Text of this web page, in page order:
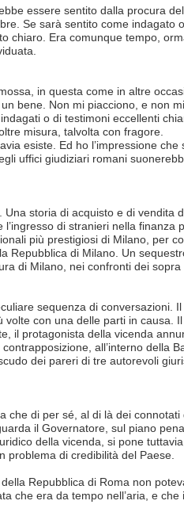
essere sentito dalla procura
Se sarà sentito come indagato
chiaro. Era comunque tempo,
in questa come in altre
bene. Non mi piacciono, e non
o di testimoni eccellenti
misura, talvolta con fragore.
esiste. Ed ho l’impressione che
uffici giudiziari romani
storia di acquisto e di vendita
di stranieri nella finanza
più prestigiosi di Milano, per
Repubblica di Milano. Un
di Milano, nei confronti dei sopra
sequenza di conversazioni.
con una delle parti in causa.
il protagonista della vicenda
all’interno della
dei pareri di tre autorevoli
che di per sé, al di là dei connotati
il Governatore, sul piano
della vicenda, si pone
problema di credibilità del Paese.
Repubblica di Roma non
che era da tempo nell’aria, e che